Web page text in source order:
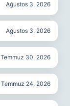
Ağustos 3, 2026
Ağustos 3, 2026
Temmuz 30, 2026
Temmuz 24, 2026